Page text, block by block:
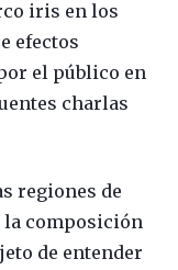
iris en los
efectos
el público en
charlas
regiones de
la composición
de entender